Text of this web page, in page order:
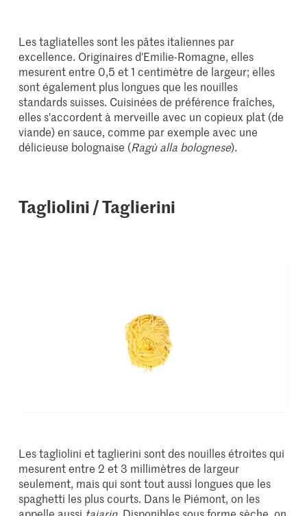
Les tagliatelles sont les pâtes italiennes par
excellence. Originaires d'Emilie-Romagne, elles
mesurent entre 0,5 et 1 centimètre de largeur; elles
sont également plus longues que les nouilles
standards suisses. Cuisinées de préférence fraîches,
elles s'accordent à merveille avec un copieux plat (de
viande) en sauce, comme par exemple avec une
délicieuse bolognaise (Ragù alla bolognese).
Tagliolini / Taglierini
Les tagliolini et taglierini sont des nouilles étroites qui
mesurent entre 2 et 3 millimètres de largeur
seulement, mais qui sont tout aussi longues que les
spaghetti les plus courts. Dans le Piémont, on les